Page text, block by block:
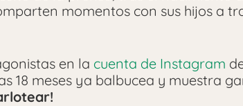
momentos con sus hijos a
en la cuenta de Instagram
18 meses ya balbucea y muestra